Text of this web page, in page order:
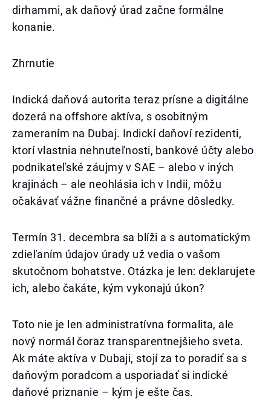
dirhammi, ak daňový úrad začne formálne
konanie.
Zhrnutie
Indická daňová autorita teraz prísne a digitálne
dozerá na offshore aktíva, s osobitným
zameraním na Dubaj. Indickí daňoví rezidenti,
ktorí vlastnia nehnuteľnosti, bankové účty alebo
podnikateľské záujmy v SAE – alebo v iných
krajinách – ale neohlásia ich v Indii, môžu
očakávať vážne finančné a právne dôsledky.
Termín 31. decembra sa blíži a s automatickým
zdieľaním údajov úrady už vedia o vašom
skutočnom bohatstve. Otázka je len: deklarujete
ich, alebo čakáte, kým vykonajú úkon?
Toto nie je len administratívna formalita, ale
nový normál čoraz transparentnejšieho sveta.
Ak máte aktíva v Dubaji, stojí za to poradiť sa s
daňovým poradcom a usporiadať si indické
daňové priznanie – kým je ešte čas.